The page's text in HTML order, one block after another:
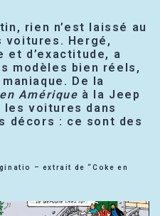
rien n’est laissé au
voitures. Hergé,
et d’exactitude, a
modèles bien réels,
De la
Amérique à la Jeep
les voitures dans
décors : ce sont des
– extrait de “Coke en